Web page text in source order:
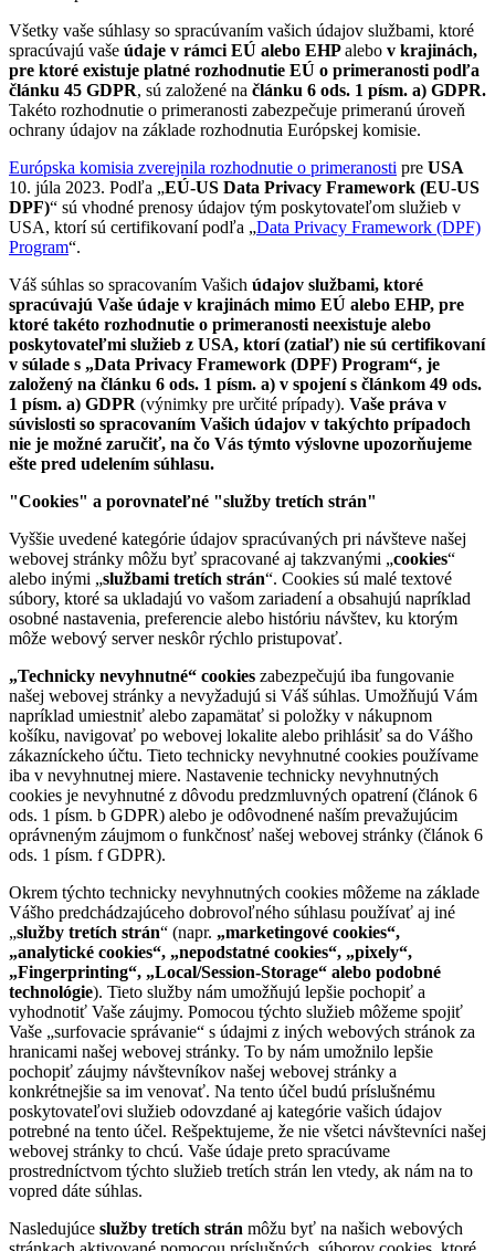
Všetky vaše súhlasy so spracúvaním vašich údajov službami, ktoré
spracúvajú vaše údaje v rámci EÚ alebo EHPalebo v krajinách,
pre ktoré existuje platné rozhodnutie EÚ o primeranosti podľa
článku 45 GDPR, sú založené na článku 6 ods. 1 písm. a) GDPR.
Takéto rozhodnutie o primeranosti zabezpečuje primeranú úroveň
ochrany údajov na základe rozhodnutia Európskej komisie.
Európska komisia zverejnila rozhodnutie o primeranosti pre USA
10. júla 2023. Podľa „EÚ-US Data Privacy Framework (EU-US
DPF)“ sú vhodné prenosy údajov tým poskytovateľom služieb v
USA, ktorí sú certifikovaní podľa „Data Privacy Framework (DPF)
Program“.
Váš súhlas so spracovaním Vašich údajov službami, ktoré
spracúvajú Vaše údaje v krajinách mimo EÚ alebo EHP, pre
ktoré takéto rozhodnutie o primeranosti neexistuje alebo
poskytovateľmi služieb z USA, ktorí (zatiaľ) nie sú certifikovaní
v súlade s „Data Privacy Framework (DPF) Program“, je
založený na článku 6 ods. 1 písm. a) v spojení s článkom 49 ods.
1 písm. a) GDPR (výnimky pre určité prípady). Vaše práva v
súvislosti so spracovaním Vašich údajov v takýchto prípadoch
nie je možné zaručiť, na čo Vás týmto výslovne upozorňujeme
ešte pred udelením súhlasu.
"Cookies" a porovnateľné "služby tretích strán"
Vyššie uvedené kategórie údajov spracúvaných pri návšteve našej
webovej stránky môžu byť spracované aj takzvanými „cookies“
alebo inými „službami tretích strán“. Cookies sú malé textové
súbory, ktoré sa ukladajú vo vašom zariadení a obsahujú napríklad
osobné nastavenia, preferencie alebo históriu návštev, ku ktorým
môže webový server neskôr rýchlo pristupovať.
„Technicky nevyhnutné“ cookies zabezpečujú iba fungovanie
našej webovej stránky a nevyžadujú si Váš súhlas. Umožňujú Vám
napríklad umiestniť alebo zapamätať si položky v nákupnom
košíku, navigovať po webovej lokalite alebo prihlásiť sa do Vášho
zákazníckeho účtu. Tieto technicky nevyhnutné cookies používame
iba v nevyhnutnej miere. Nastavenie technicky nevyhnutných
cookies je nevyhnutné z dôvodu predzmluvných opatrení (článok 6
ods. 1 písm. b GDPR) alebo je odôvodnené naším prevažujúcim
oprávneným záujmom o funkčnosť našej webovej stránky (článok 6
ods. 1 písm. f GDPR).
Okrem týchto technicky nevyhnutných cookies môžeme na základe
Vášho predchádzajúceho dobrovoľného súhlasu používať aj iné
„služby tretích strán“ (napr. „marketingové cookies“,
„analytické cookies“, „nepodstatné cookies“, „pixely“,
„Fingerprinting“, „Local/Session-Storage“ alebo podobné
technológie). Tieto služby nám umožňujú lepšie pochopiť a
vyhodnotiť Vaše záujmy. Pomocou týchto služieb môžeme spojiť
Vaše „surfovacie správanie“ s údajmi z iných webových stránok za
hranicami našej webovej stránky. To by nám umožnilo lepšie
pochopiť záujmy návštevníkov našej webovej stránky a
konkrétnejšie sa im venovať. Na tento účel budú príslušnému
poskytovateľovi služieb odovzdané aj kategórie vašich údajov
potrebné na tento účel. Rešpektujeme, že nie všetci návštevníci našej
webovej stránky to chcú. Vaše údaje preto spracúvame
prostredníctvom týchto služieb tretích strán len vtedy, ak nám na to
vopred dáte súhlas.
Nasledujúce služby tretích strán môžu byť na našich webových